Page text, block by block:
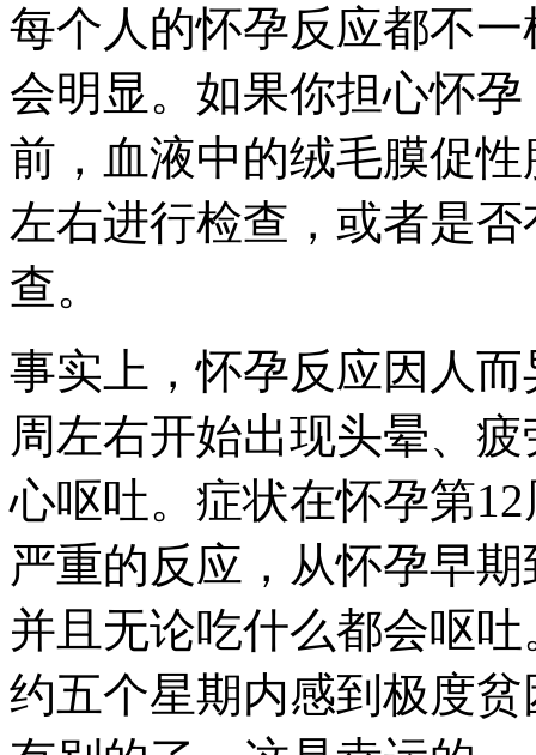
每个人的怀孕反应都不
会明显。如果你担心怀
前，血液中的绒毛膜促
左右进行检查，或者是
查。
事实上，怀孕反应因人
周左右开始出现头晕、
心呕吐。症状在怀孕第
严重的反应，从怀孕早
并且无论吃什么都会呕
约五个星期内感到极度